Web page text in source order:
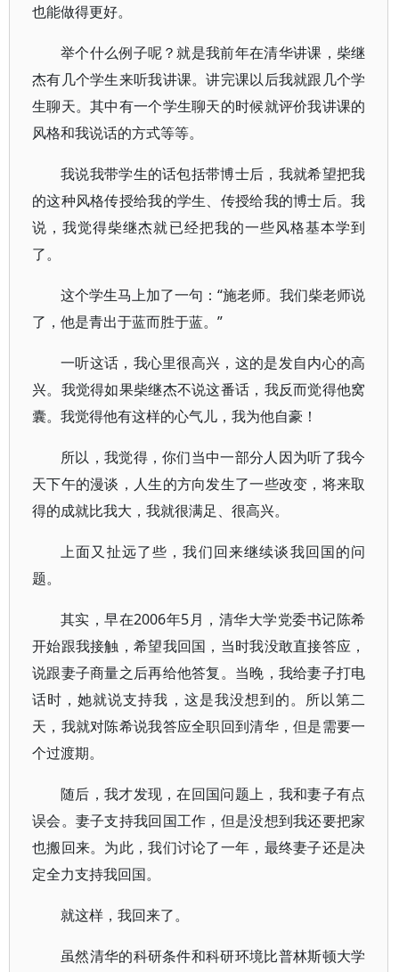
也能做得更好。
举个什么例子呢？就是我前年在清华讲课，柴继
杰有几个学生来听我讲课。讲完课以后我就跟几个学
生聊天。其中有一个学生聊天的时候就评价我讲课的
风格和我说话的方式等等。
我说我带学生的话包括带博士后，我就希望把我
的这种风格传授给我的学生、传授给我的博士后。我
说，我觉得柴继杰就已经把我的一些风格基本学到
了。
这个学生马上加了一句：“施老师。我们柴老师说
了，他是青出于蓝而胜于蓝。”
一听这话，我心里很高兴，这的是发自内心的高
兴。我觉得如果柴继杰不说这番话，我反而觉得他窝
囊。我觉得他有这样的心气儿，我为他自豪！
所以，我觉得，你们当中一部分人因为听了我今
天下午的漫谈，人生的方向发生了一些改变，将来取
得的成就比我大，我就很满足、很高兴。
上面又扯远了些，我们回来继续谈我回国的问
题。
其实，早在2006年5月，清华大学党委书记陈希
开始跟我接触，希望我回国，当时我没敢直接答应，
说跟妻子商量之后再给他答复。当晚，我给妻子打电
话时，她就说支持我，这是我没想到的。所以第二
天，我就对陈希说我答应全职回到清华，但是需要一
个过渡期。
随后，我才发现，在回国问题上，我和妻子有点
误会。妻子支持我回国工作，但是没想到我还要把家
也搬回来。为此，我们讨论了一年，最终妻子还是决
定全力支持我回国。
就这样，我回来了。
虽然清华的科研条件和科研环境比普林斯顿大学